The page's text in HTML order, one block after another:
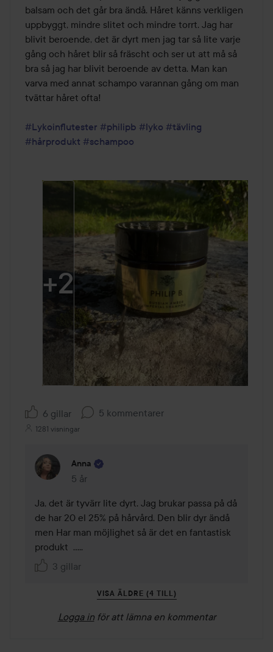
balsam och det går bra ändå. Håret känns verkligen
uppbyggt, mindre slitet och mindre torrt. Jag har
blivit beroende, det är dyrt men jag tar så lite varje
gång och håret blir så fräscht och ser ut att må så
bra så jag har blivit beroende av detta. Man kan
varva med annat schampo varannan gång om man
tvättar håret ofta!
#Lykoinflutester #philipb #lyko #tävling
#hårprodukt #schampoo
+2
6 gillar 5 kommentarer
1281 visningar
Anna
5 år
Kommentaren lades 5 år
Ja, det är tyvärr lite dyrt. Jag brukar passa på då
de har 20 el 25% på hårvård. Den blir dyr ändå
men Har man möjlighet så är det en fantastisk
produkt  .....
3 gillar
VISA ÄLDRE (4 TILL)
Logga in för att lämna en kommentar